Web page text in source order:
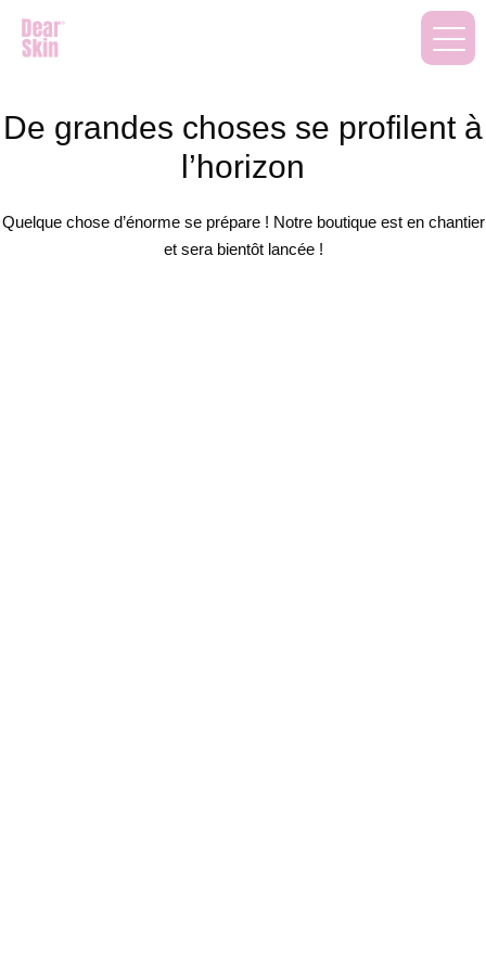
De grandes choses se profilent à
l’horizon
Quelque chose d’énorme se prépare ! Notre boutique est en chantier
et sera bientôt lancée !